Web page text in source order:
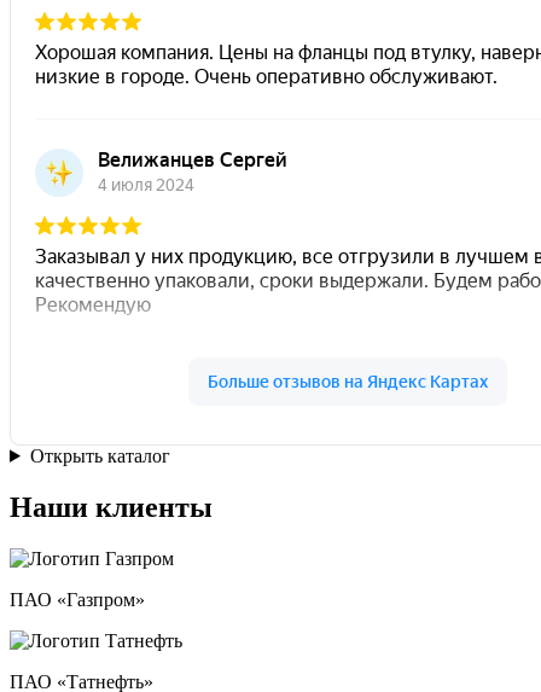
Открыть каталог
Наши клиенты
ПАО «Газпром»
ПАО «Татнефть»